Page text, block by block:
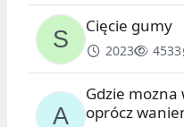
Cięcie gumy
2023 4533
Gdzie mozna
oprócz